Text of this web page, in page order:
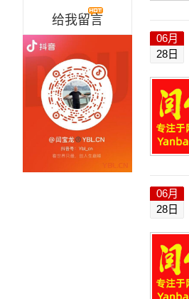
给我留言
06月
28日
06月
28日